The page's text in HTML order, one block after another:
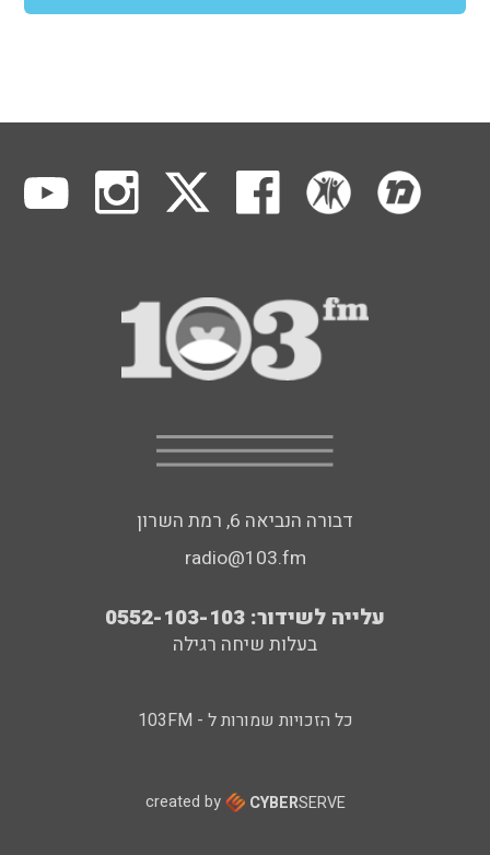
דבורה הנביאה 6, רמת השרון
radio@103.fm
עלייה לשידור: 0552-103-103
בעלות שיחה רגילה
כל הזכויות שמורות ל - 103FM
created by CYBERSERVE